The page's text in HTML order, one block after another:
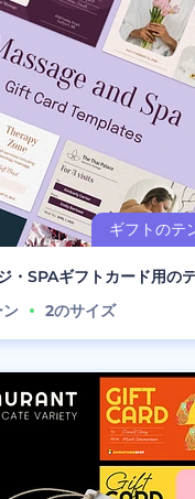
・SPAギフトカード用の
ン 2のサイズ